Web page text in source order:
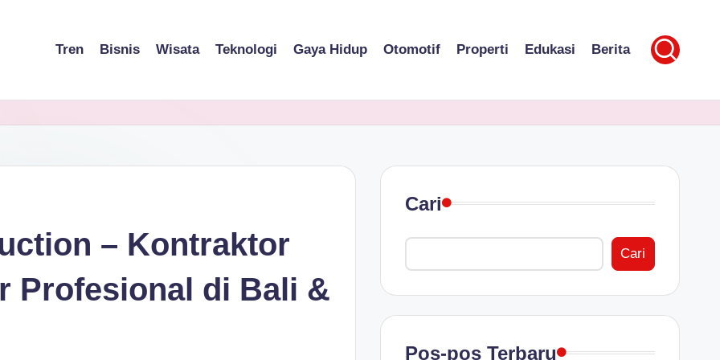
Tren Bisnis Wisata Teknologi Gaya Hidup Otomotif Properti Edukasi Berita
– Kontraktor
Profesional di Bali &
Cari
Cari
Pos-pos Terbaru